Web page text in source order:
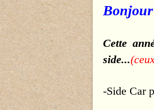
Bonjour
Cette
side...
-Side Car